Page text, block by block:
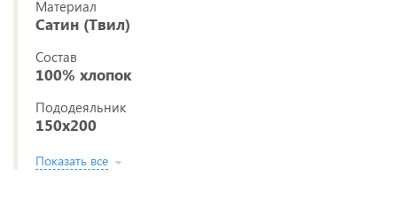
Материал
Сатин (Твил)
Состав
100% хлопок
Пододеяльник
150x200
Показать все